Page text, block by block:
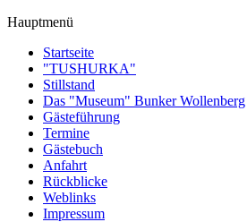
Hauptmenü
Startseite
"TUSHURKA"
Stillstand
Das "Museum" Bunker Wollenberg
Gästeführung
Termine
Gästebuch
Anfahrt
Rückblicke
Weblinks
Impressum